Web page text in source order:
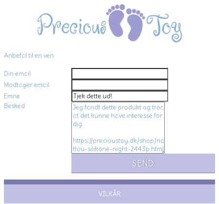
Anbefal til en ven
Din email
Modtager email
Emne
Besked
VILKÅR